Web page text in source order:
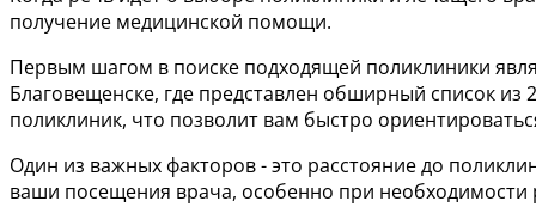
получение медицинской помощи.
Первым шагом в поиске подходящей поликлиники
Благовещенске, где представлен обширный список
поликлиник, что позволит вам быстро
Один из важных факторов - это расстояние до
ваши посещения врача, особенно при необходимости